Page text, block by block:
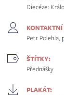
Diecéze:
Petr Polehla,
ŠTÍTKY:
Přednášky
PLAKÁT: